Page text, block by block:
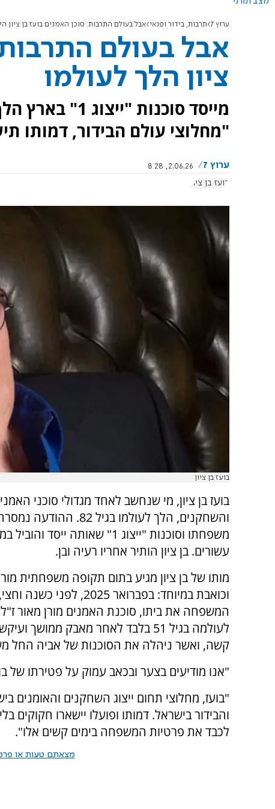
ערוץ 7 תרבות, בידור ופנאי אבל בעולם התרבות: סוכן האמנים בועז בן ציון
אבל בעולם
ציון הלך לעולמו
"מחלוצי עולם הבידור, דמותו
ערוץ 7
2.06.26, 8:28
בועז בן ציון
בועז בן ציון
בועז בן ציון, מי שנחשב לאחד מגדולי סוכני
והשחקנים, הלך לעולמו בגיל 82.
משפחתו וסוכנות "ייצוג 1" שאותה ייסד
עשורים. בן ציון הותיר אחריו רעיה ובן.
מותו של בן ציון מגיע בתום תקופה משפחתית
וכואבת במיוחד: בפברואר 2025, לפני
המשפחה את ביתו, סוכנת האמנים מורן מאור
לעולמה בגיל 51 בלבד לאחר מאבק ממושך
קשה, ואשר ניהלה את הסוכנות של אביה החל משנת
"אנו מודיעים בצער ובכאב עמוק על פטירתו של
"בועז, מחלוצי תחום ייצוג השחקנים
והבידור בישראל. דמותו ופועלו יישארו חקוקים
לכבד את פרטיות המשפחה בימים קשים אלו".
מצאתם טעות או